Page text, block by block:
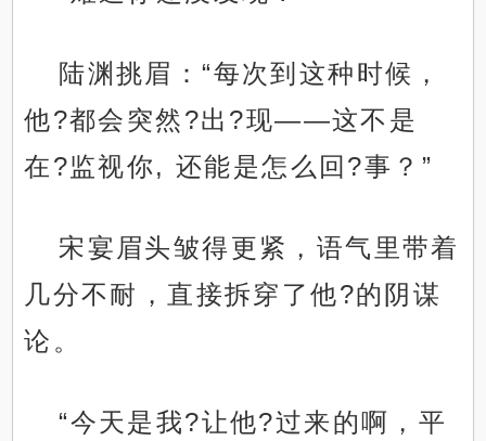
陆渊挑眉：“每次到这种时候，
他?都会突然?出?现——这不是
在?监视你, 还能是怎么回?事？”
宋宴眉头皱得更紧，语气里带着
几分不耐，直接拆穿了他?的阴谋
论。
“今天是我?让他?过来的啊，平